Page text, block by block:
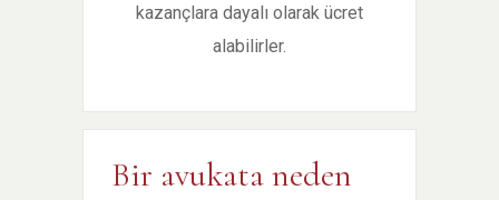
kazançlara dayalı olarak ücret
alabilirler.
Bir avukata neden